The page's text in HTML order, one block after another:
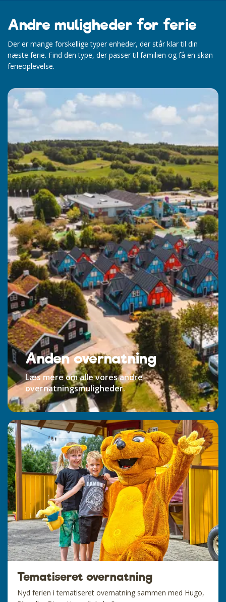
Andre muligheder for ferie
Der er mange forskellige typer enheder, der står klar til din
næste ferie. Find den type, der passer til familien og få en skøn
ferieoplevelse.
Anden overnatning
Læs mere om alle vores andre
overnatningsmuligheder.
Tematiseret overnatning
Nyd ferien i tematiseret overnatning sammen med Hugo,